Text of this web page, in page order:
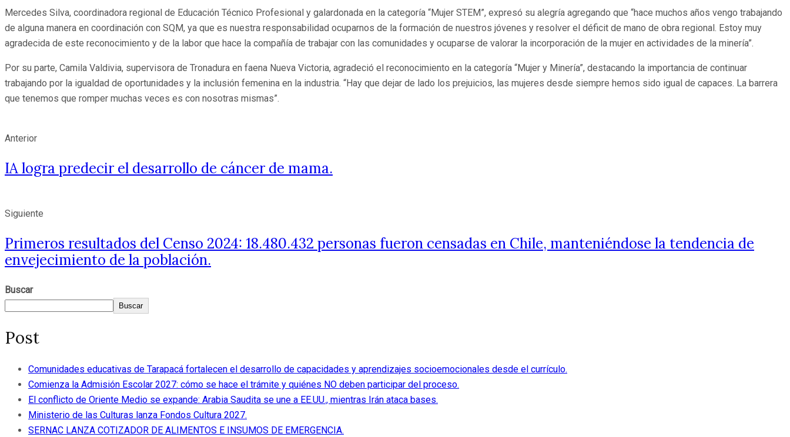
Mercedes Silva, coordinadora regional de Educación Técnico Profesional y galardonada en la categoría “Mujer STEM”, expresó su alegría agregando que “hace muchos años vengo trabajando
de alguna manera en coordinación con SQM, ya que es nuestra responsabilidad ocuparnos de la formación de nuestros jóvenes y resolver el déficit de mano de obra regional. Estoy muy
agradecida de este reconocimiento y de la labor que hace la compañía de trabajar con las comunidades y ocuparse de valorar la incorporación de la mujer en actividades de la minería”.
Por su parte, Camila Valdivia, supervisora de Tronadura en faena Nueva Victoria, agradeció el reconocimiento en la categoría “Mujer y Minería”, destacando la importancia de continuar
trabajando por la igualdad de oportunidades y la inclusión femenina en la industria. “Hay que dejar de lado los prejuicios, las mujeres desde siempre hemos sido igual de capaces. La barrera
que tenemos que romper muchas veces es con nosotras mismas”.
Anterior
IA logra predecir el desarrollo de cáncer de mama.
Siguiente
Primeros resultados del Censo 2024: 18.480.432 personas fueron censadas en Chile, manteniéndose la tendencia de
envejecimiento de la población.
Buscar
Buscar
Post
Comunidades educativas de Tarapacá fortalecen el desarrollo de capacidades y aprendizajes socioemocionales desde el currículo.
Comienza la Admisión Escolar 2027: cómo se hace el trámite y quiénes NO deben participar del proceso.
El conflicto de Oriente Medio se expande: Arabia Saudita se une a EE.UU., mientras Irán ataca bases.
Ministerio de las Culturas lanza Fondos Cultura 2027.
SERNAC LANZA COTIZADOR DE ALIMENTOS E INSUMOS DE EMERGENCIA.